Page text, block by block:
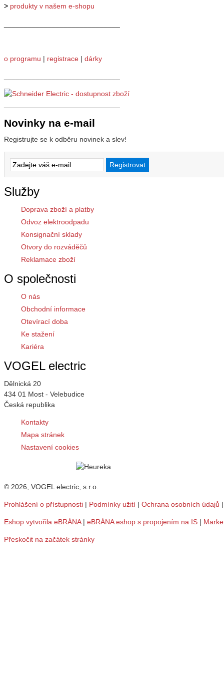
> produkty v našem e-shopu
o programu | registrace | dárky
Novinky na e-mail
Registrujte se k odběru novinek a slev!
Služby
Doprava zboží a platby
Odvoz elektroodpadu
Konsignační sklady
Otvory do rozváděčů
Reklamace zboží
O společnosti
O nás
Obchodní informace
Otevírací doba
Ke stažení
Kariéra
VOGEL electric
Dělnická 20
434 01 Most - Velebudice
Česká republika
Kontakty
Mapa stránek
Nastavení cookies
© 2026, VOGEL electric, s.r.o.
Prohlášení o přístupnosti | Podmínky užití | Ochrana osobních údajů
Eshop vytvořila eBRÁNA| eBRÁNA eshop s propojením na IS |
Přeskočit na začátek stránky